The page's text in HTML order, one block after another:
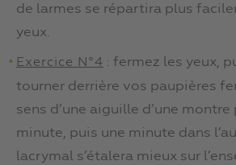
de larmes se répartira plus
yeux.
Exercice N°4 : fermez les yeux,
tourner derrière vos paupières
sens d’une aiguille d’une
minute, puis une minute dans
lacrymal s’étalera mieux sur